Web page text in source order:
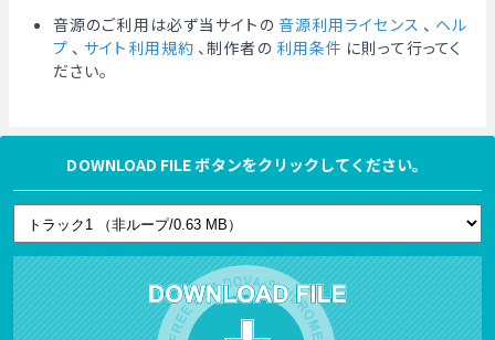
音源のご利用は必ず当サイトの 音源利用ライセンス 、 ヘル
プ 、 サイト利用規約 、制作者の 利用条件 に則って行ってく
ださい。
DOWNLOAD FILE ボタンをクリックしてください。